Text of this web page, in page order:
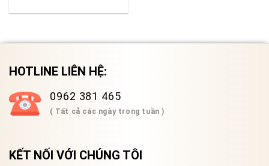
HOTLINE LIÊN HỆ:
0962 381 465
( Tất cả các ngày trong tuần )
KẾT NỐI VỚI CHÚNG TÔI